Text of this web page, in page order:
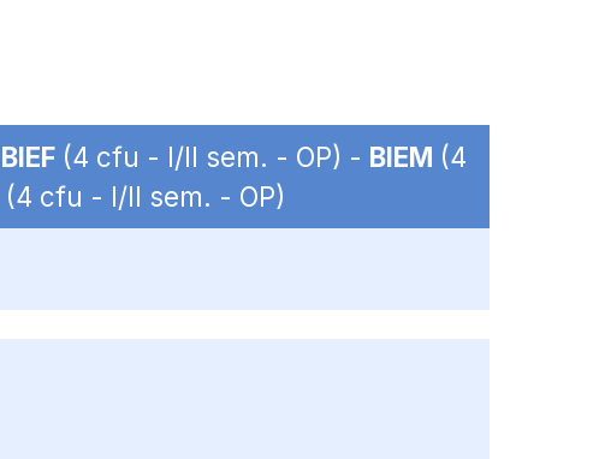
BIEF (4 cfu - I/II sem. - OP) - BIEM (4
(4 cfu - I/II sem. - OP)